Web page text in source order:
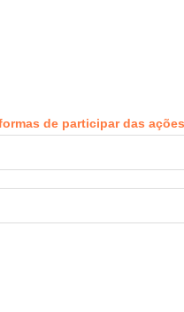
de participar das